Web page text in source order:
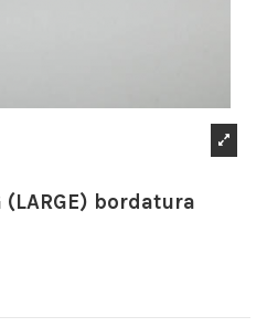
(LARGE) bordatura